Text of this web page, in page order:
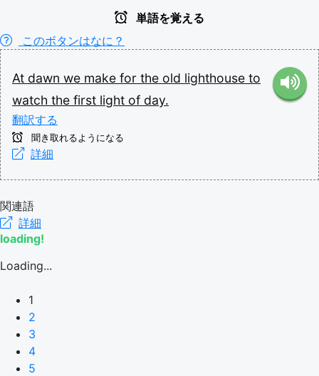
単語を覚える
このボタンはなに？
At dawn we make for the old lighthouse to
watch the first light of day.
翻訳する
聞き取れるようになる
詳細
関連語
詳細
loading!
Loading...
1
2
3
4
5